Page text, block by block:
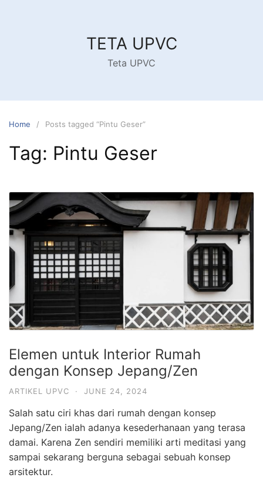
TETA UPVC
Teta UPVC
Home Posts tagged “Pintu Geser”
Tag: Pintu Geser
Elemen untuk Interior Rumah
dengan Konsep Jepang/Zen
ARTIKEL UPVC · JUNE 24, 2024
Salah satu ciri khas dari rumah dengan konsep
Jepang/Zen ialah adanya kesederhanaan yang terasa
damai. Karena Zen sendiri memiliki arti meditasi yang
sampai sekarang berguna sebagai sebuah konsep
arsitektur.